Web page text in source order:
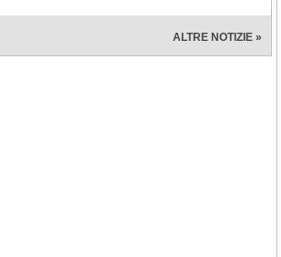
ALTRE NOTIZIE »